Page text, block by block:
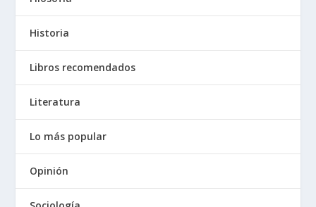
Historia
Libros recomendados
Literatura
Lo más popular
Opinión